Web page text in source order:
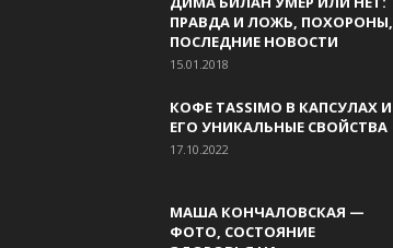
ПРАВДА И ЛОЖЬ, ПОХОРОНЫ,
ПОСЛЕДНИЕ НОВОСТИ
15.01.2018
КОФЕ TASSIMO В КАПСУЛАХ И
ЕГО УНИКАЛЬНЫЕ СВОЙСТВА
17.10.2022
МАША КОНЧАЛОВСКАЯ —
ФОТО, СОСТОЯНИЕ